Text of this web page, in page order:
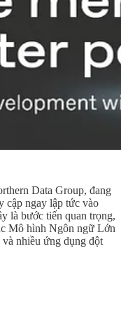
Data Group, đang
cập ngay lập tức vào
là bước tiến quan trọng,
Mô hình Ngôn ngữ Lớn
nhiều ứng dụng đột